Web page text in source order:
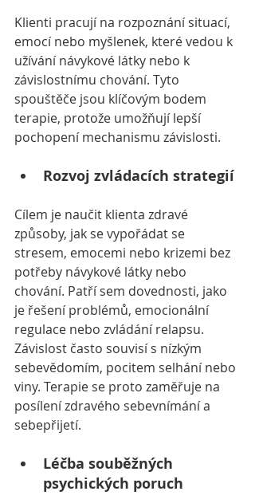
Klienti pracují na rozpoznání situací,
emocí nebo myšlenek, které vedou k
užívání návykové látky nebo k
závislostnímu chování. Tyto
spouštěče jsou klíčovým bodem
terapie, protože umožňují lepší
pochopení mechanismu závislosti.
Rozvoj zvládacích strategií
Cílem je naučit klienta zdravé
způsoby, jak se vypořádat se
stresem, emocemi nebo krizemi bez
potřeby návykové látky nebo
chování. Patří sem dovednosti, jako
je řešení problémů, emocionální
regulace nebo zvládání relapsu.
Závislost často souvisí s nízkým
sebevědomím, pocitem selhání nebo
viny. Terapie se proto zaměřuje na
posílení zdravého sebevnímání a
sebepřijetí.
Léčba souběžných
psychických poruch